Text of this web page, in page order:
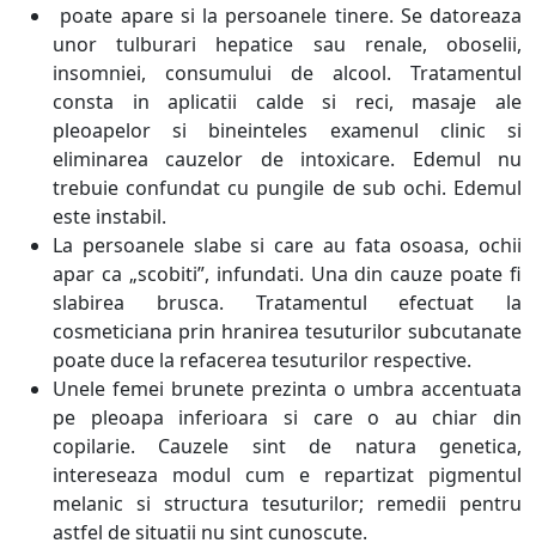
poate apare si la persoanele tinere. Se datoreaza
unor tulburari hepatice sau renale, oboselii,
insomniei, consumului de alcool. Tratamentul
consta in aplicatii calde si reci, masaje ale
pleoapelor si bineinteles examenul clinic si
eliminarea cauzelor de intoxicare. Edemul nu
trebuie confundat cu pungile de sub ochi. Edemul
este instabil.
La persoanele slabe si care au fata osoasa, ochii
apar ca „scobiti”, infundati. Una din cauze poate fi
slabirea brusca. Tratamentul efectuat la
cosmeticiana prin hranirea tesuturilor subcutanate
poate duce la refacerea tesuturilor respective.
Unele femei brunete prezinta o umbra accentuata
pe pleoapa inferioara si care o au chiar din
copilarie. Cauzele sint de natura genetica,
intereseaza modul cum e repartizat pigmentul
melanic si structura tesuturilor; remedii pentru
astfel de situatii nu sint cunoscute.